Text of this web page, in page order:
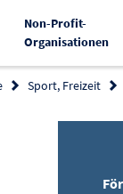
Non-Profit-
Organisationen
Sport, Freizeit